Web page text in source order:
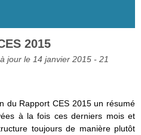
2015
jour le 14 janvier 2015 - 21
du Rapport CES 2015 un résumé
à la fois ces derniers mois et
toujours de manière plutôt